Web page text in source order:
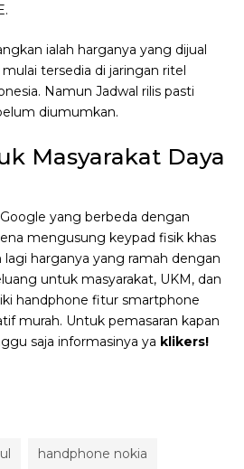
ialah harganya yang dijual
mulai tersedia di jaringan ritel
Namun Jadwal rilis pasti
diumumkan.
Masyarakat Daya
Google yang berbeda dengan
mengusung keypad fisik khas
harganya yang ramah dengan
untuk masyarakat, UKM, dan
handphone fitur smartphone
murah. Untuk pemasaran kapan
saja informasinya ya klikers!
handphone nokia